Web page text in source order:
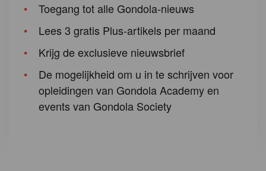
Toegang tot alle Gondola-nieuws
Lees 3 gratis Plus-artikels per maand
Krijg de exclusieve nieuwsbrief
De mogelijkheid om u in te schrijven voor
opleidingen van Gondola Academy en
events van Gondola Society